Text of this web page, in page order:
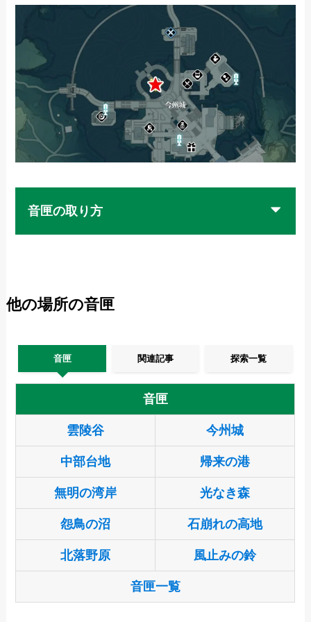
音匣の取り方
他の場所の音匣
音匣 関連記事 探索一覧
音匣
雲陵谷 今州城
中部台地 帰来の港
無明の湾岸 光なき森
怨鳥の沼 石崩れの高地
北落野原 風止みの鈴
音匣一覧